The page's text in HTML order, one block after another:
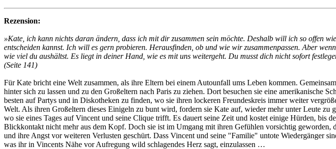
Rezension:
»Kate, ich kann nichts daran ändern, dass ich mit dir zusammen sein möchte. Deshalb will ich so offen
entscheiden kannst. Ich will es gern probieren. Herausfinden, ob und wie wir zusammenpassen. Aber
wie viel du aushältst. Es liegt in deiner Hand, wie es mit uns weitergeht. Du musst dich nicht sofort
(Seite 141)
Für Kate bricht eine Welt zusammen, als ihre Eltern bei einem Autounfall ums Leben kommen.
hinter sich zu lassen und zu den Großeltern nach Paris zu ziehen. Dort besuchen sie eine amerikanische
besten auf Partys und in Diskotheken zu finden, wo sie ihren lockeren Freundeskreis immer weiter
Welt. Als ihren Großeltern dieses Einigeln zu bunt wird, fordern sie Kate auf, wieder mehr unter Leute zu
wo sie eines Tages auf Vincent und seine Clique trifft. Es dauert seine Zeit und kostet einige Hürden, bis
Blickkontakt nicht mehr aus dem Kopf. Doch sie ist im Umgang mit ihren Gefühlen vorsichtig geworden,
und ihre Angst vor weiteren Verlusten geschürt. Dass Vincent und seine "Familie" untote Wiedergänger
was ihr in Vincents Nähe vor Aufregung wild schlagendes Herz sagt, einzulassen …